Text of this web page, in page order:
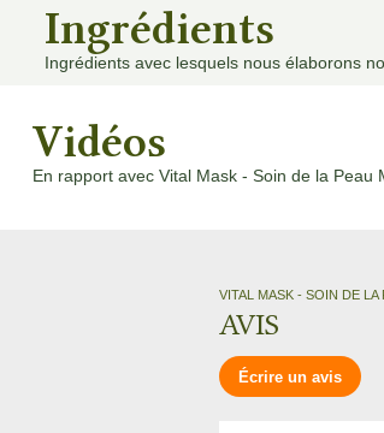
Ingrédients
Ingrédients avec lesquels nous élaborons
Vidéos
En rapport avec Vital Mask - Soin de la Peau
VITAL MASK - SOIN DE
AVIS
Écrire un avis